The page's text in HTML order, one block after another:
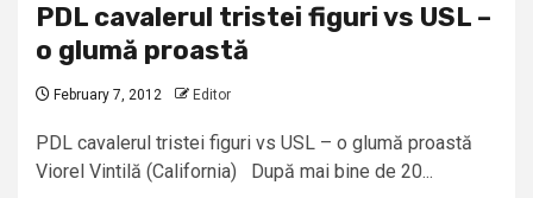
PDL cavalerul tristei figuri vs USL –
o glumă proastă
February 7, 2012 Editor
PDL cavalerul tristei figuri vs USL – o glumă proastă
Viorel Vintilă (California) După mai bine de 20...